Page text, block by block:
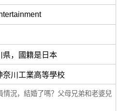
県，國籍是日本
奈川工業高等學校
情況，結婚了嗎？父母兄弟和老婆兒